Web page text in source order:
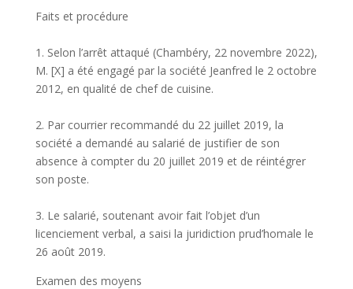
Faits et procédure
1. Selon l’arrêt attaqué (Chambéry, 22 novembre 2022),
M. [X] a été engagé par la société Jeanfred le 2 octobre
2012, en qualité de chef de cuisine.
2. Par courrier recommandé du 22 juillet 2019, la
société a demandé au salarié de justifier de son
absence à compter du 20 juillet 2019 et de réintégrer
son poste.
3. Le salarié, soutenant avoir fait l’objet d’un
licenciement verbal, a saisi la juridiction prud’homale le
26 août 2019.
Examen des moyens